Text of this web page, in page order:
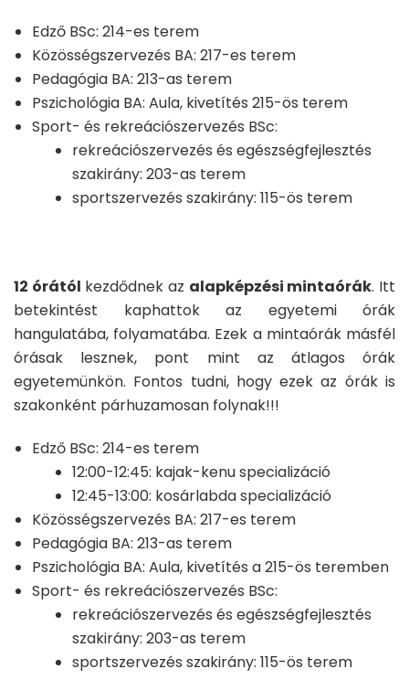
Edző BSc: 214-es terem
Közösségszervezés BA: 217-es terem
Pedagógia BA: 213-as terem
Pszichológia BA: Aula, kivetítés 215-ös terem
Sport- és rekreációszervezés BSc:
rekreációszervezés és egészségfejlesztés
szakirány: 203-as terem
sportszervezés szakirány: 115-ös terem
12 órától kezdődnek az alapképzési mintaórák. Itt
betekintést kaphattok az egyetemi órák
hangulatába, folyamatába. Ezek a mintaórák másfél
órásak lesznek, pont mint az átlagos órák
egyetemünkön. Fontos tudni, hogy ezek az órák is
szakonként párhuzamosan folynak!!!
Edző BSc: 214-es terem
12:00-12:45: kajak-kenu specializáció
12:45-13:00: kosárlabda specializáció
Közösségszervezés BA: 217-es terem
Pedagógia BA: 213-as terem
Pszichológia BA: Aula, kivetítés a 215-ös teremben
Sport- és rekreációszervezés BSc:
rekreációszervezés és egészségfejlesztés
szakirány: 203-as terem
sportszervezés szakirány: 115-ös terem